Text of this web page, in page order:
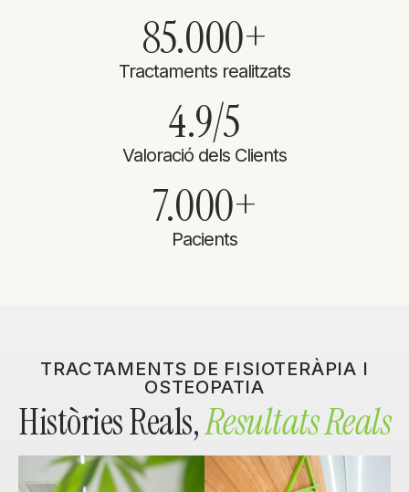
Tractaments realitzats
85.000+
Valoració dels Clients
4.9/5
Pacients
7.000+
TRACTAMENTS DE FISIOTERÀPIA I
OSTEOPATIA
Històries Reals,Resultats Reals